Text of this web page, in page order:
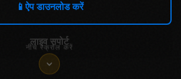
📱ऐप डाउनलोड करें
लाइव सपोर्ट
नीचे स्क्रॉल करें